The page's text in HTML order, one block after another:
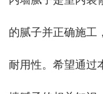
的腻子并正确施工
耐用性。希望通过